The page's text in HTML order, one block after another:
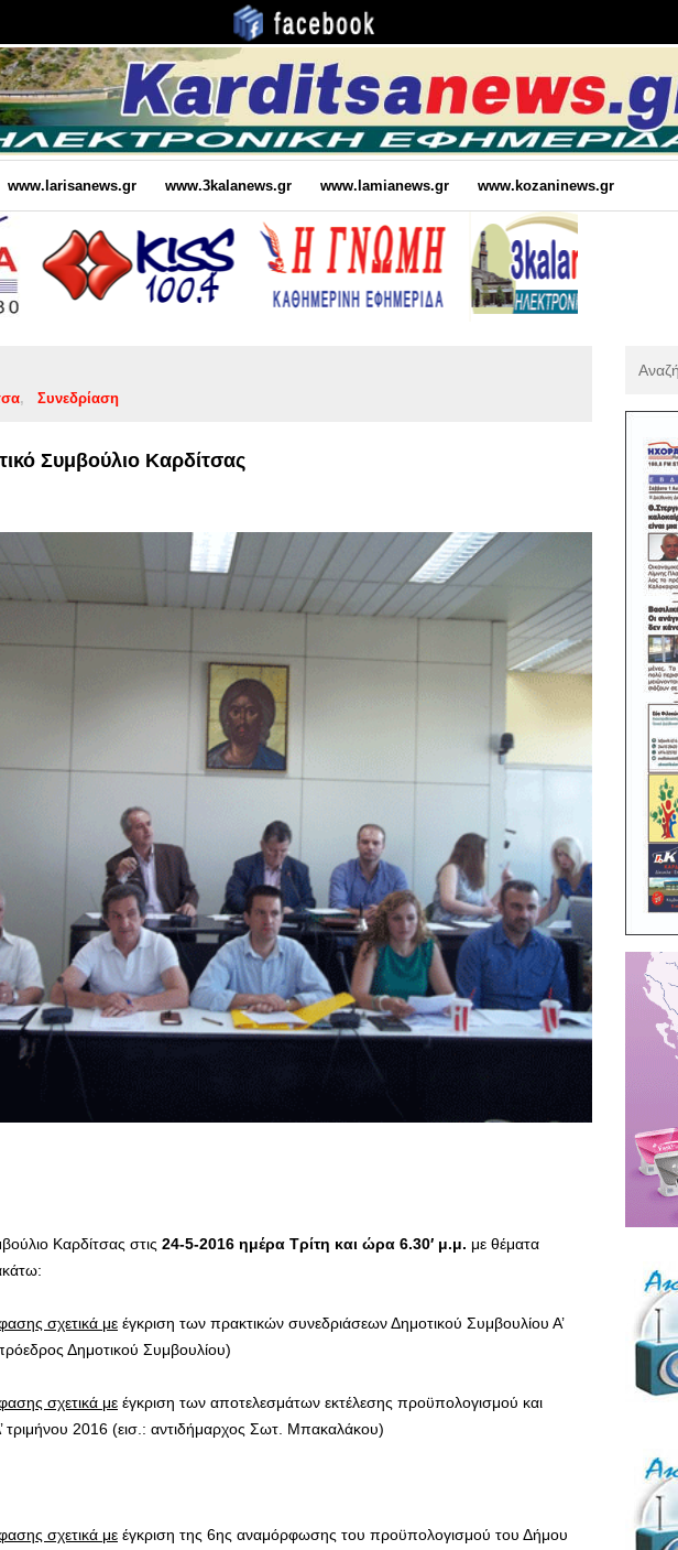
www.larisanews.gr www.3kalanews.gr www.lamianews.gr www.kozaninews.gr
Συνεδρίαση
Συμβούλιο Καρδίτσας
Καρδίτσας στις 24-5-2016 ημέρα Τρίτη και ώρα 6.30′ μ.μ. με θέματα
σχετικά με έγκριση των πρακτικών συνεδριάσεων Δημοτικού Συμβουλίου Α’
Δημοτικού Συμβουλίου)
σχετικά με έγκριση των αποτελεσμάτων εκτέλεσης προϋπολογισμού και
τριμήνου 2016 (εισ.: αντιδήμαρχος Σωτ. Μπακαλάκου)
σχετικά με έγκριση της 6ης αναμόρφωσης του προϋπολογισμού του Δήμου
: